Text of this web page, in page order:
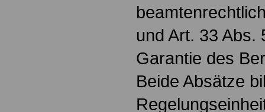
und Art. 33 Abs.
Garantie des
Beide Absätze